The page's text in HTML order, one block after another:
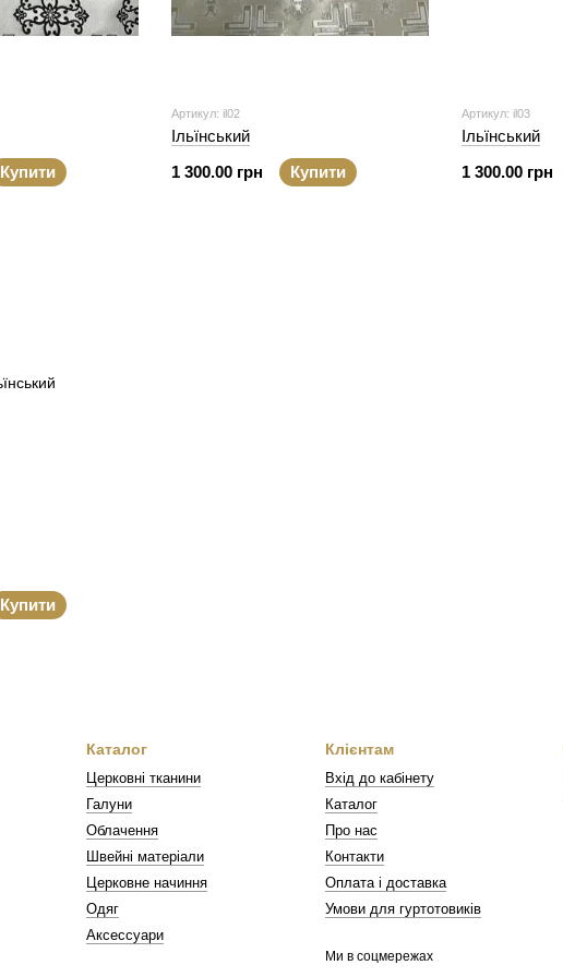
Купити
Артикул: il02
Ільїнський
1 300.00 грн
Купити
Артикул: il03
Ільїнський
1 300.00 грн
Купити
Каталог
Церковні тканини
Галуни
Облачення
Швейні матеріали
Церковне начиння
Одяг
Аксессуари
Клієнтам
Вхід до кабінету
Каталог
Про нас
Контакти
Оплата і доставка
Умови для гуртотовиків
Ми в соцмережах